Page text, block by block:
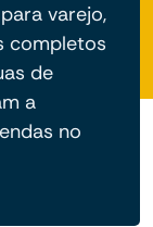
varejo,
completos
de
a
no